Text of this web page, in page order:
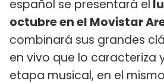
español se presentará el
octubre en el Movistar
combinará sus grandes
en vivo que lo caracteriza
etapa musical, en el